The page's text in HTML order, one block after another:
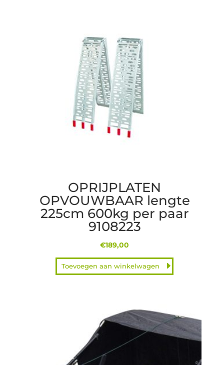
OPRIJPLATEN
OPVOUWBAAR lengte
225cm 600kg per paar
9108223
€189,00
Toevoegen aan winkelwagen